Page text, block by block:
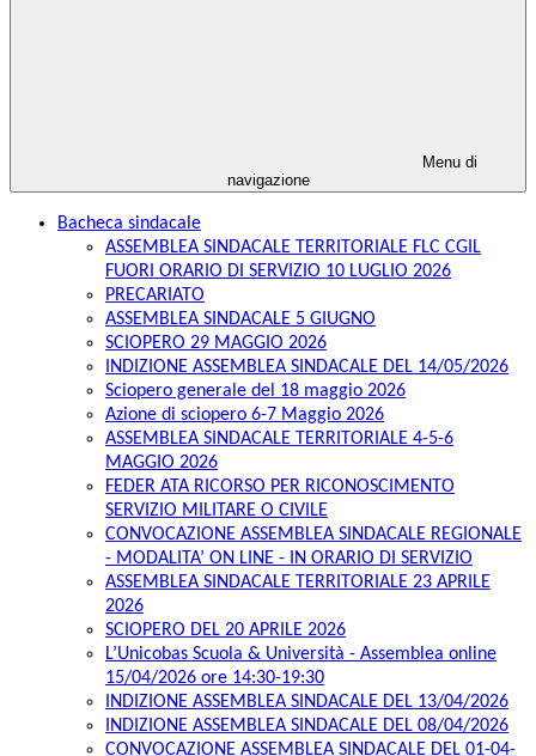
Menu di
navigazione
Bacheca sindacale
ASSEMBLEA SINDACALE TERRITORIALE FLC CGIL
FUORI ORARIO DI SERVIZIO 10 LUGLIO 2026
PRECARIATO
ASSEMBLEA SINDACALE 5 GIUGNO
SCIOPERO 29 MAGGIO 2026
INDIZIONE ASSEMBLEA SINDACALE DEL 14/05/2026
Sciopero generale del 18 maggio 2026
Azione di sciopero 6-7 Maggio 2026
ASSEMBLEA SINDACALE TERRITORIALE 4-5-6
MAGGIO 2026
FEDER ATA RICORSO PER RICONOSCIMENTO
SERVIZIO MILITARE O CIVILE
CONVOCAZIONE ASSEMBLEA SINDACALE REGIONALE
- MODALITA’ ON LINE - IN ORARIO DI SERVIZIO
ASSEMBLEA SINDACALE TERRITORIALE 23 APRILE
2026
SCIOPERO DEL 20 APRILE 2026
L’Unicobas Scuola & Università - Assemblea online
15/04/2026 ore 14:30-19:30
INDIZIONE ASSEMBLEA SINDACALE DEL 13/04/2026
INDIZIONE ASSEMBLEA SINDACALE DEL 08/04/2026
CONVOCAZIONE ASSEMBLEA SINDACALE DEL 01-04-